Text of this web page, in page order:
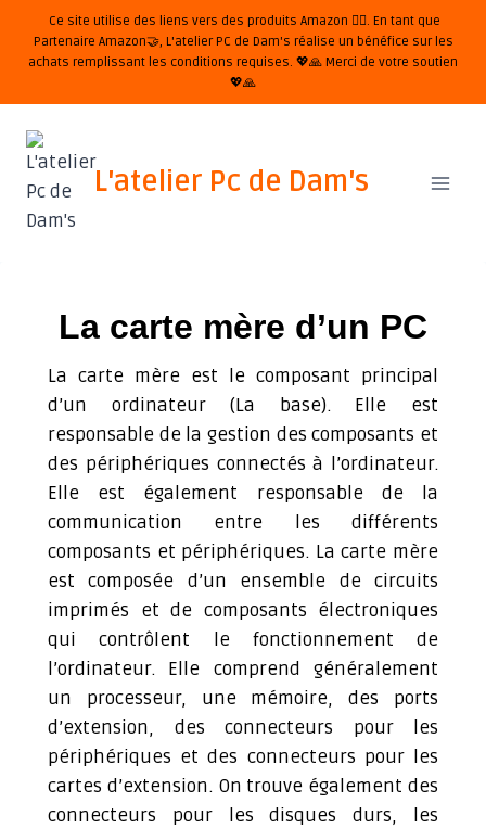
Ce site utilise des liens vers des produits Amazon 🦸‍♂️. En tant que
Partenaire Amazon🤝, L'atelier PC de Dam's réalise un bénéfice sur les
achats remplissant les conditions requises. 💖🙏 Merci de votre soutien
💖🙏
L'atelier Pc de Dam's
La carte mère d’un PC
La carte mère est le composant principal
d’un ordinateur (La base). Elle est
responsable de la gestion des composants et
des périphériques connectés à l’ordinateur.
Elle est également responsable de la
communication entre les différents
composants et périphériques. La carte mère
est composée d’un ensemble de circuits
imprimés et de composants électroniques
qui contrôlent le fonctionnement de
l’ordinateur. Elle comprend généralement
un processeur, une mémoire, des ports
d’extension, des connecteurs pour les
périphériques et des connecteurs pour les
cartes d’extension. On trouve également des
connecteurs pour les disques durs, les